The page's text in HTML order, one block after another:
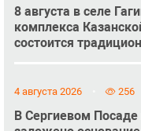
8 августа в селе
комплекса
состоится
4 августа 2026 256
В Сергиевом Посаде